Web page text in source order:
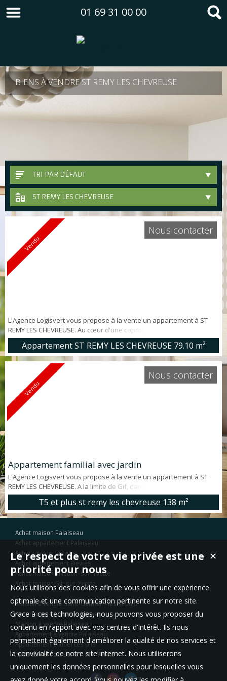
01 69 31 00 00
BIENS À VENDRE ST REMY LES CHEVREUSE
TRI PAR DÉFAUT
ST REMY LES CHEVREUSE
Vendu
L'Agence Logisvert vous propose à la vente un appartement à ST
REMY LES CHEVREUSE. Au cœur d'une copropriété récente (RT 2012)
Bel appartement lumineux d'environ 79 m², EN DERNIER ETAGE,
offrant: entrée avec placard, séjour/cuisine d'env. 28 m² ouvert sur
BALCON, 3 chambres avec placards, salle de bains, salle d'eau, wc.
BOX EN SOUS SOL (possibilité d'acquérir un second box en sus).
Appartement ST REMY LES CHEVREUSE 79.10 m²
Nous contacter
Vendu
Appartement familial avec jardin
L'Agence Logisvert vous propose à la vente un appartement à ST
REMY LES CHEVREUSE. A la limite de Gif, dans résidence récente (RT
2012) avec ascenseur, BEL APPARTEMENT FAMILIAL EN REZ DE JARDIN
d'environ 138 m² offrant: grande entrée avec placard dressing,
SEJOUR SALLE A MANGER ouvert sur TERRASSE ET JARDIN PLEIN SUD
une SUITE...
T5 et plus st remy les chevreuse 138 m²
Nous contacter
Achat maison Palaiseau
Achat appartement Palaiseau
Achat maison Bièvres
Achat appartement Bièvres
Achat maison Villebon-sur-Yvette
Achat maison Gif-sur-Yvette
Maison à vendre Saint-Germain-lès-Arpajon
Appartement à louer Palaiseau
Maison à vendre Palaiseau
Appartement à vendre Palaiseau
Appartement à louer Les Ulis
Appartement à louer Gif-sur-Yvette
✕
Le respect de votre vie privée est une
priorité pour nous
Nous utilisons des cookies afin de vous offrir une expérience
optimale et une communication pertinente sur notre site.
Grace à ces technologies, nous pouvons vous proposer du
contenu en rapport avec vos centres d'intérêt. Ils nous
permettent également d'améliorer la qualité de nos services et
la convivialité de notre site internet. Nous utiliserons
uniquement les données personnelles pour lesquelles vous